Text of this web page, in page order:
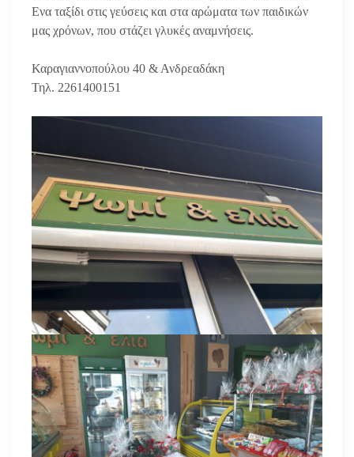
Ενα ταξίδι στις γεύσεις και στα αρώματα των παιδικών
μας χρόνων, που στάζει γλυκές αναμνήσεις.
Καραγιαννοπούλου 40 & Ανδρεαδάκη
Τηλ. 2261400151